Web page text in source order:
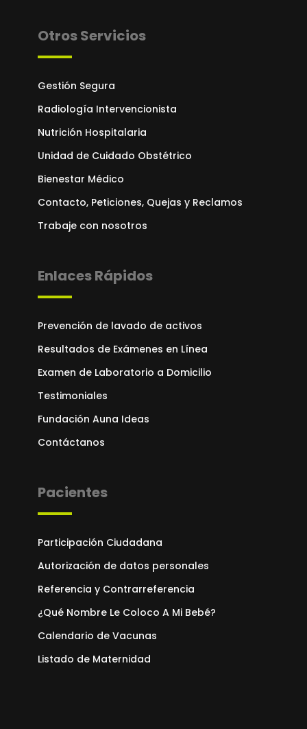
Otros Servicios
Gestión Segura
Radiología Intervencionista
Nutrición Hospitalaria
Unidad de Cuidado Obstétrico
Bienestar Médico
Contacto, Peticiones, Quejas y Reclamos
Trabaje con nosotros
Enlaces Rápidos
Prevención de lavado de activos
Resultados de Exámenes en Línea
Examen de Laboratorio a Domicilio
Testimoniales
Fundación Auna Ideas
Contáctanos
Pacientes
Participación Ciudadana
Autorización de datos personales
Referencia y Contrarreferencia
¿Qué Nombre Le Coloco A Mi Bebé?
Calendario de Vacunas
Listado de Maternidad